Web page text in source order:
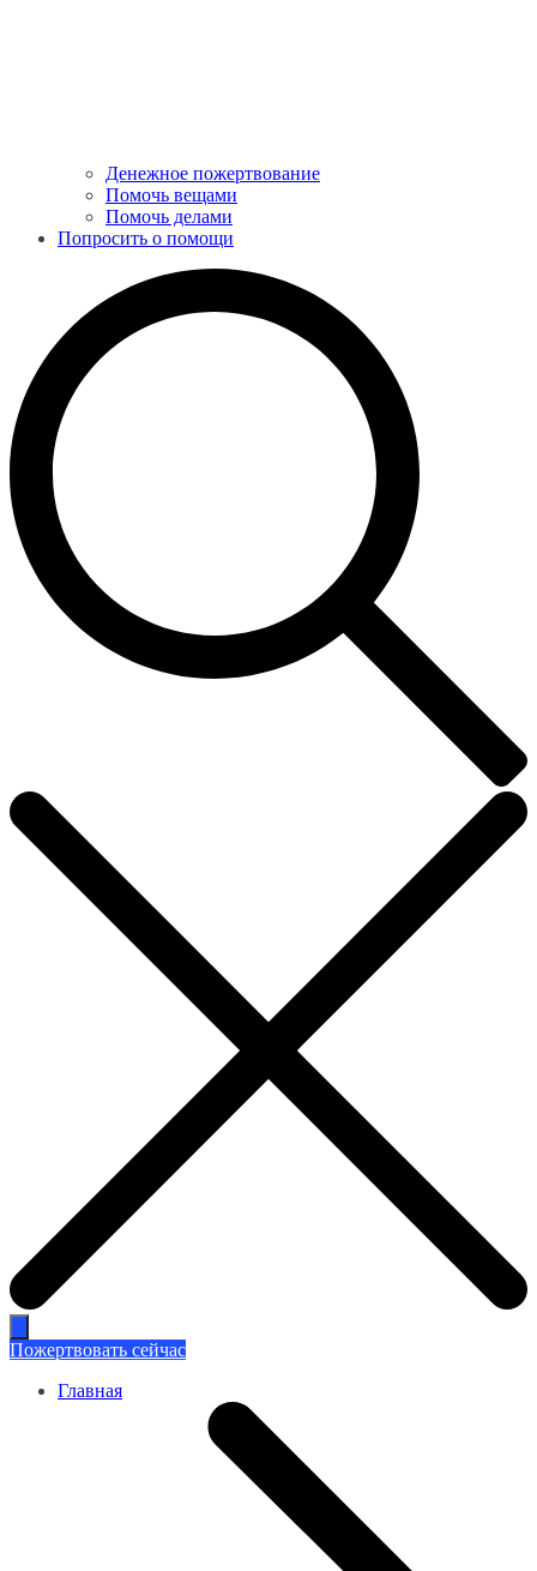
Денежное пожертвование
Помочь вещами
Помочь делами
Попросить о помощи
Пожертвовать сейчас
Главная